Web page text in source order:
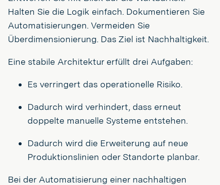
Halten Sie die Logik einfach. Dokumentieren Sie
Automatisierungen. Vermeiden Sie
Überdimensionierung. Das Ziel ist Nachhaltigkeit.
Eine stabile Architektur erfüllt drei Aufgaben:
Es verringert das operationelle Risiko.
Dadurch wird verhindert, dass erneut
doppelte manuelle Systeme entstehen.
Dadurch wird die Erweiterung auf neue
Produktionslinien oder Standorte planbar.
Bei der Automatisierung einer nachhaltigen